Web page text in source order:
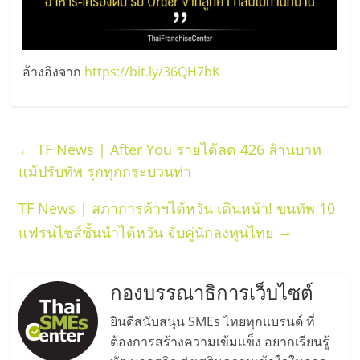
รน
รวม
แฟ
รน
ไชส์
ขาย
อ้างอิงจาก https://bit.ly/36QH7bK
← TF News | After You รายได้ลด 426 ล้านบาท
แม้ปรับทัพ รุกทุกกระบวนท่า
TF News | สภาการค้าฯไต้หวัน เดินหน้า! ขนทัพ 10
แฟรนไชส์ชั้นนำไต้หวัน จับคู่นักลงทุนไทย →
กองบรรณาธิการเว็บไซต์
ยินดีสนับสนุน SMEs ไทยทุกแบรนด์ ที่
ต้องการสร้างความเข้มแข็ง อยากเรียนรู้